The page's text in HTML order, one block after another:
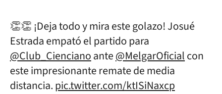
👏👏 ¡Deja todo y mira este golazo! Josué
Estrada empató el partido para
@Club_Ciencianoante@MelgarOficialcon
este impresionante remate de media
distancia.pic.twitter.com/ktISiNaxcp